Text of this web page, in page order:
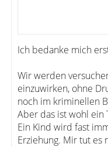
Ich bedanke mich
Wir werden
einzuwirken, ohne
noch im kriminellen
Aber das ist wohl ein
Ein Kind wird fast
Erziehung. Mir tut es